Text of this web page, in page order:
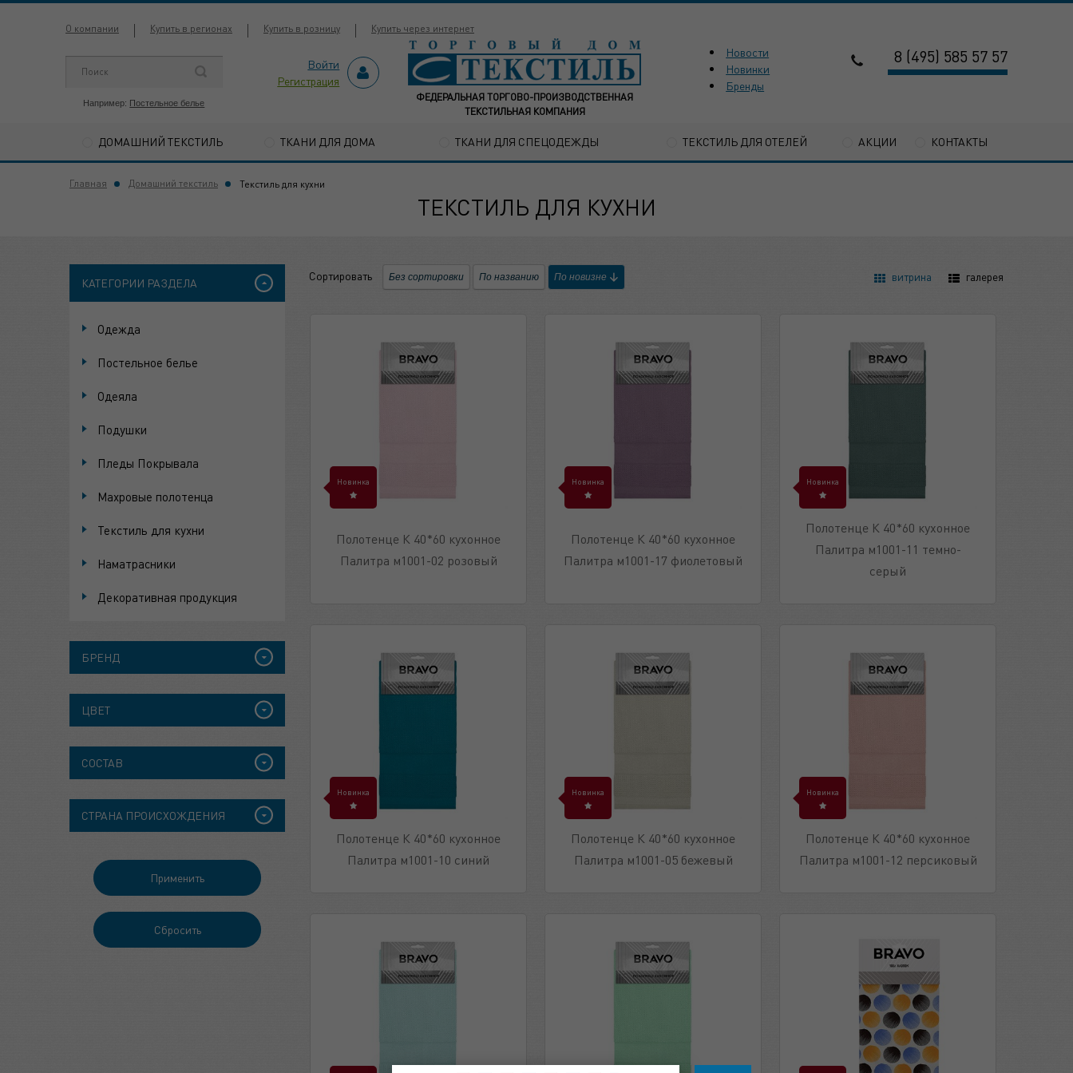
О компании Купить в регионах Купить в розницу Купить через интернет
Например: Постельное белье
Войти
Регистрация
ФЕДЕРАЛЬНАЯ ТОРГОВО-ПРОИЗВОДСТВЕННАЯ
ТЕКСТИЛЬНАЯ КОМПАНИЯ
Новости
Новинки
Бренды
8 (495) 585 57 57
ДОМАШНИЙ ТЕКСТИЛЬ ТКАНИ ДЛЯ ДОМА ТКАНИ ДЛЯ СПЕЦОДЕЖДЫ ТЕКСТИЛЬ ДЛЯ ОТЕЛЕЙ АКЦИИ КОНТАКТЫ
Главная Домашний текстиль Текстиль для кухни
ТЕКСТИЛЬ ДЛЯ КУХНИ
КАТЕГОРИИ РАЗДЕЛА
Одежда
Постельное белье
Одеяла
Подушки
Пледы Покрывала
Махровые полотенца
Текстиль для кухни
Наматрасники
Декоративная продукция
БРЕНД
ЦВЕТ
СОСТАВ
СТРАНА ПРОИСХОЖДЕНИЯ
Сортировать Без сортировки По названию По новизне витрина галерея
Новинка
Полотенце К 40*60 кухонное
Палитра м1001-02 розовый
Новинка
Полотенце К 40*60 кухонное
Палитра м1001-17 фиолетовый
Новинка
Полотенце К 40*60 кухонное
Палитра м1001-11 темно-
серый
Новинка
Полотенце К 40*60 кухонное
Палитра м1001-10 синий
Новинка
Полотенце К 40*60 кухонное
Палитра м1001-05 бежевый
Новинка
Полотенце К 40*60 кухонное
Палитра м1001-12 персиковый